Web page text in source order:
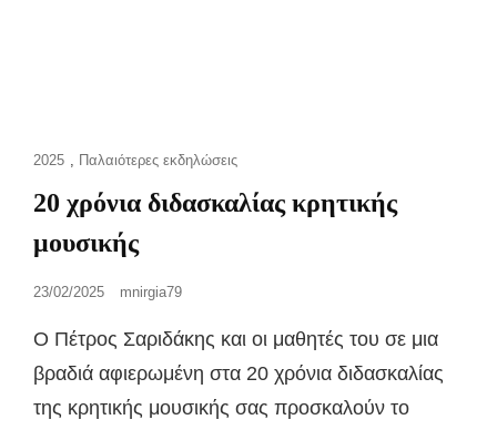
Cat
2025 , Παλαιότερες εκδηλώσεις
20 χρόνια διδασκαλίας κρητικής
μουσικής
Posted
23/02/2025 mnirgia79
Ο Πέτρος Σαριδάκης και οι μαθητές του σε μια
βραδιά αφιερωμένη στα 20 χρόνια διδασκαλίας
της κρητικής μουσικής σας προσκαλούν το